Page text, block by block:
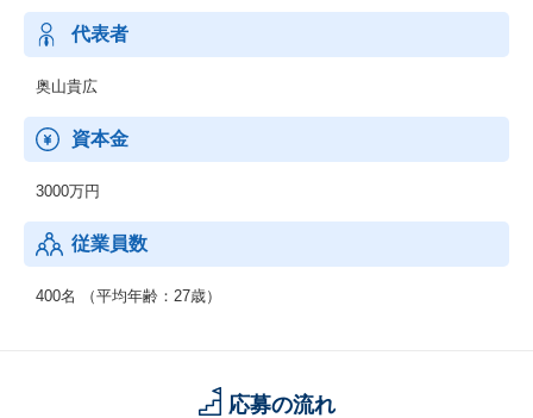
代表者
奥山貴広
資本金
3000万円
従業員数
400名 （平均年齢：27歳）
応募の流れ